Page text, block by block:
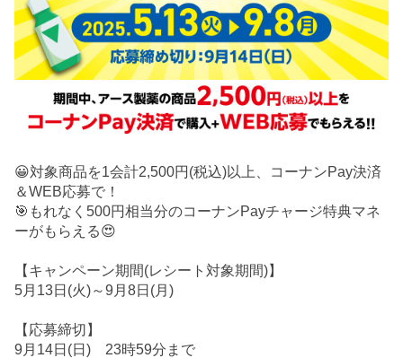
😀対象商品を1会計2,500円(税込)以上、コーナンPay決済
＆WEB応募で！
🎯もれなく500円相当分のコーナンPayチャージ特典マネ
ーがもらえる😍
【キャンペーン期間(レシート対象期間)】
5月13日(火)～9月8日(月)
【応募締切】
9月14日(日) 23時59分まで